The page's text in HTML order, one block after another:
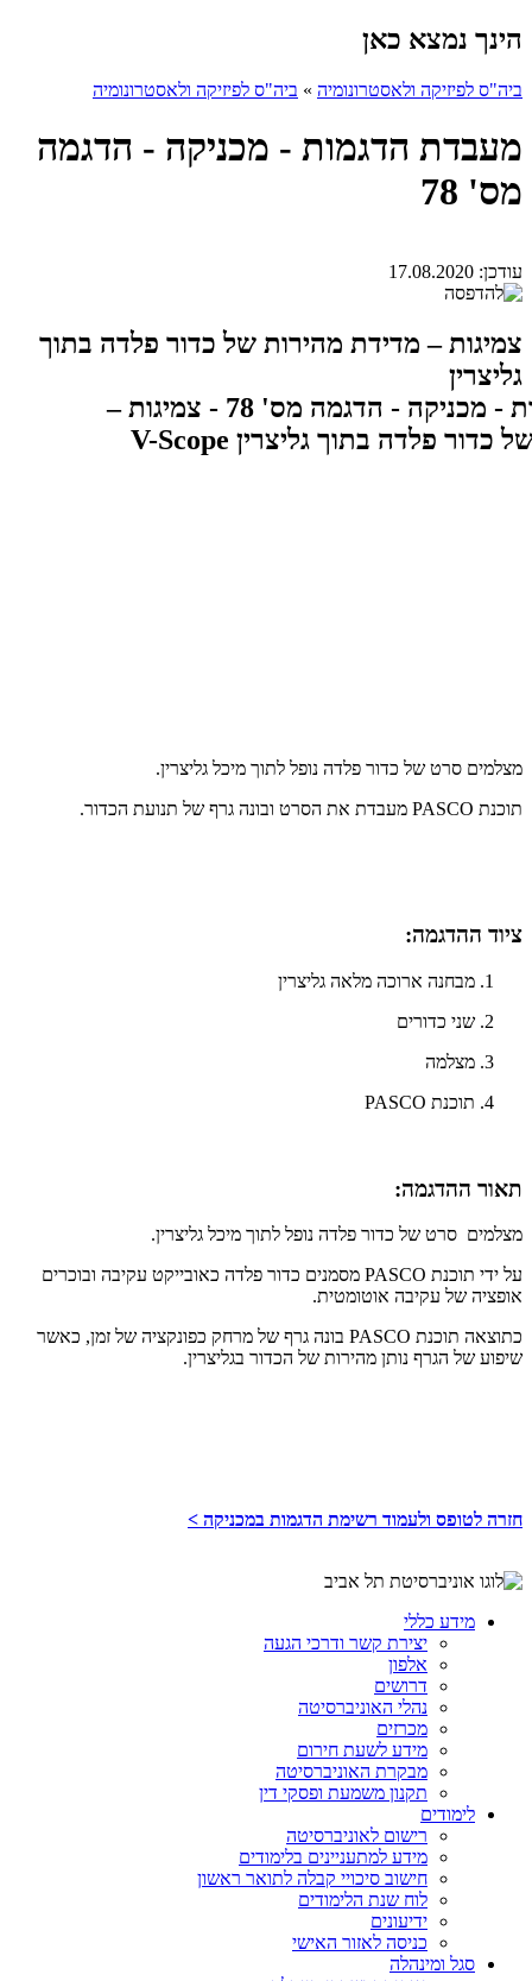
הינך נמצא כאן
ביה"ס לפיזיקה ולאסטרונומיה » ביה"ס לפיזיקה ולאסטרונומיה
מעבדת הדגמות - מכניקה - הדגמה
מס' 78
עודכן: 17.08.2020
צמיגות – מדידת מהירות של כדור פלדה בתוך
גליצרין
מצלמים סרט של כדור פלדה נופל לתוך מיכל גליצרין.
תוכנת PASCO מעבדת את הסרט ובונה גרף של תנועת הכדור.
ציוד ההדגמה:
מבחנה ארוכה מלאה גליצרין
שני כדורים
מצלמה
תוכנת PASCO
תאור ההדגמה:​
מצלמים סרט של כדור פלדה נופל לתוך מיכל גליצרין.
על ידי תוכנת PASCO מסמנים כדור פלדה כאובייקט עקיבה ובוכרים
אופציה של עקיבה אוטומטית.
כתוצאה תוכנת PASCO בונה גרף של מרחק כפונקציה של זמן, כאשר
שיפוע של הגרף נותן מהירות של הכדור בגליצרין.
חזרה לטופס ולעמוד רשימת הדגמות במכניקה >
מידע כללי
יצירת קשר ודרכי הגעה
אלפון
דרושים
נהלי האוניברסיטה
מכרזים
מידע לשעת חירום
מבקרת האוניברסיטה
תקנון משמעת ופסקי דין
לימודים
רישום לאוניברסיטה
מידע למתעניינים בלימודים
חישוב סיכויי קבלה לתואר ראשון
לוח שנת הלימודים
ידיעונים
כניסה לאזור האישי
סגל ומינהלה